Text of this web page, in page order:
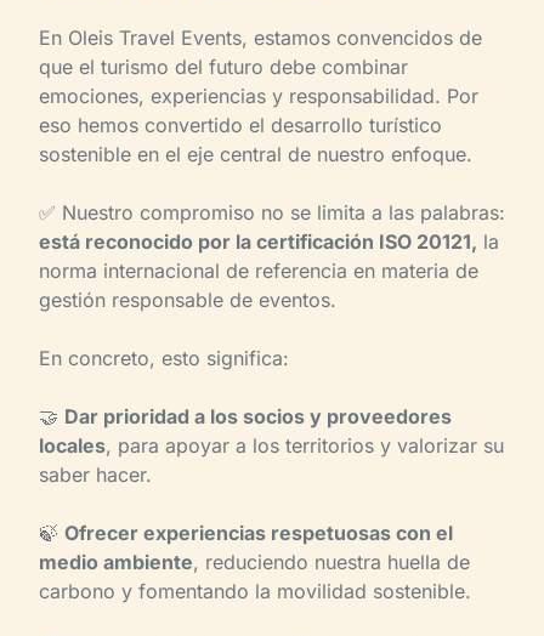
En Oleis Travel Events, estamos convencidos de
que el turismo del futuro debe combinar
emociones, experiencias y responsabilidad. Por
eso hemos convertido el desarrollo turístico
sostenible en el eje central de nuestro enfoque.
✅ Nuestro compromiso no se limita a las palabras:
está reconocido por la certificación ISO 20121, la
norma internacional de referencia en materia de
gestión responsable de eventos.
En concreto, esto significa:
🤝 Dar prioridad a los socios y proveedores
locales, para apoyar a los territorios y valorizar su
saber hacer.
🍃 Ofrecer experiencias respetuosas con el
medio ambiente, reduciendo nuestra huella de
carbono y fomentando la movilidad sostenible.